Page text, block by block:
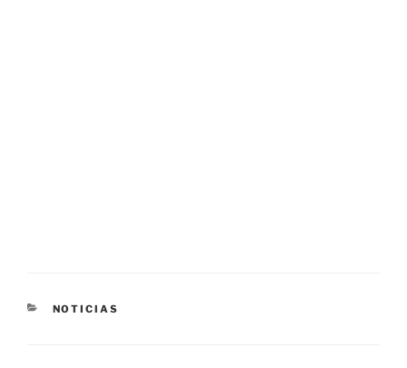
CATEGORÍAS
NOTICIAS